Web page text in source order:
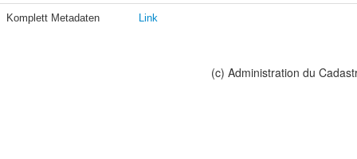
Komplett Metadaten Link
(c) Administration du